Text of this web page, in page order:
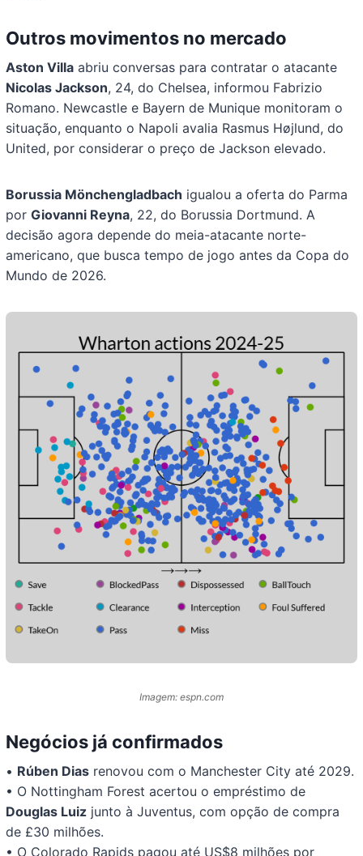
Outros movimentos no mercado
Aston Villa abriu conversas para contratar o atacante
Nicolas Jackson, 24, do Chelsea, informou Fabrizio
Romano. Newcastle e Bayern de Munique monitoram o
situação, enquanto o Napoli avalia Rasmus Højlund, do
United, por considerar o preço de Jackson elevado.
Borussia Mönchengladbach igualou a oferta do Parma
porGiovanni Reyna, 22, do Borussia Dortmund. A
decisão agora depende do meia-atacante norte-
americano, que busca tempo de jogo antes da Copa do
Mundo de 2026.
Imagem: espn.com
Negócios já confirmados
• Rúben Dias renovou com o Manchester City até 2029.
• O Nottingham Forest acertou o empréstimo de
Douglas Luiz junto à Juventus, com opção de compra
de £30 milhões.
• O Colorado Rapids pagou até US$8 milhões por